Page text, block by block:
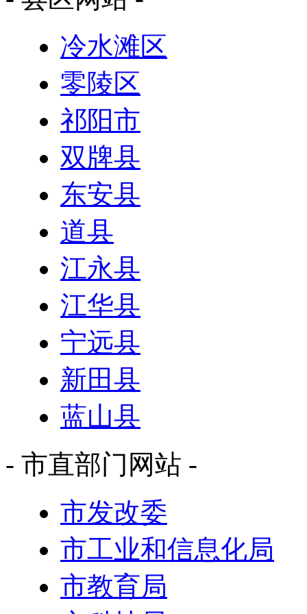
冷水滩区
零陵区
祁阳市
双牌县
东安县
道县
江永县
江华县
宁远县
新田县
蓝山县
- 市直部门网站 -
市发改委
市工业和信息化局
市教育局